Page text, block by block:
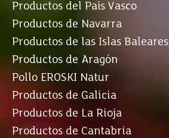
Productos del País Vasco
Productos de Navarra
Productos de las Islas Baleares
Productos de Aragón
Pollo EROSKI Natur
Productos de Galicia
Productos de La Rioja
Productos de Cantabria